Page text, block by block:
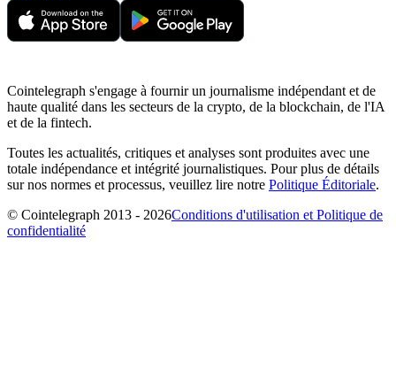
Cointelegraph s'engage à fournir un journalisme indépendant et de
haute qualité dans les secteurs de la crypto, de la blockchain, de l'IA
et de la fintech.
Toutes les actualités, critiques et analyses sont produites avec une
totale indépendance et intégrité journalistiques. Pour plus de détails
sur nos normes et processus, veuillez lire notre Politique Éditoriale.
© Cointelegraph 2013 - 2026Conditions d'utilisation et Politique de
confidentialité